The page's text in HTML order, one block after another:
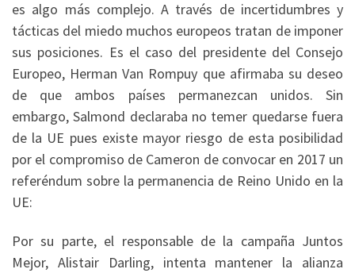
es algo más complejo. A través de incertidumbres y
tácticas del miedo muchos europeos tratan de imponer
sus posiciones. Es el caso del presidente del Consejo
Europeo, Herman Van Rompuy que afirmaba su deseo
de que ambos países permanezcan unidos. Sin
embargo, Salmond declaraba no temer quedarse fuera
de la UE pues existe mayor riesgo de esta posibilidad
por el compromiso de Cameron de convocar en 2017 un
referéndum sobre la permanencia de Reino Unido en la
UE:
Por su parte, el responsable de la campaña Juntos
Mejor, Alistair Darling, intenta mantener la alianza